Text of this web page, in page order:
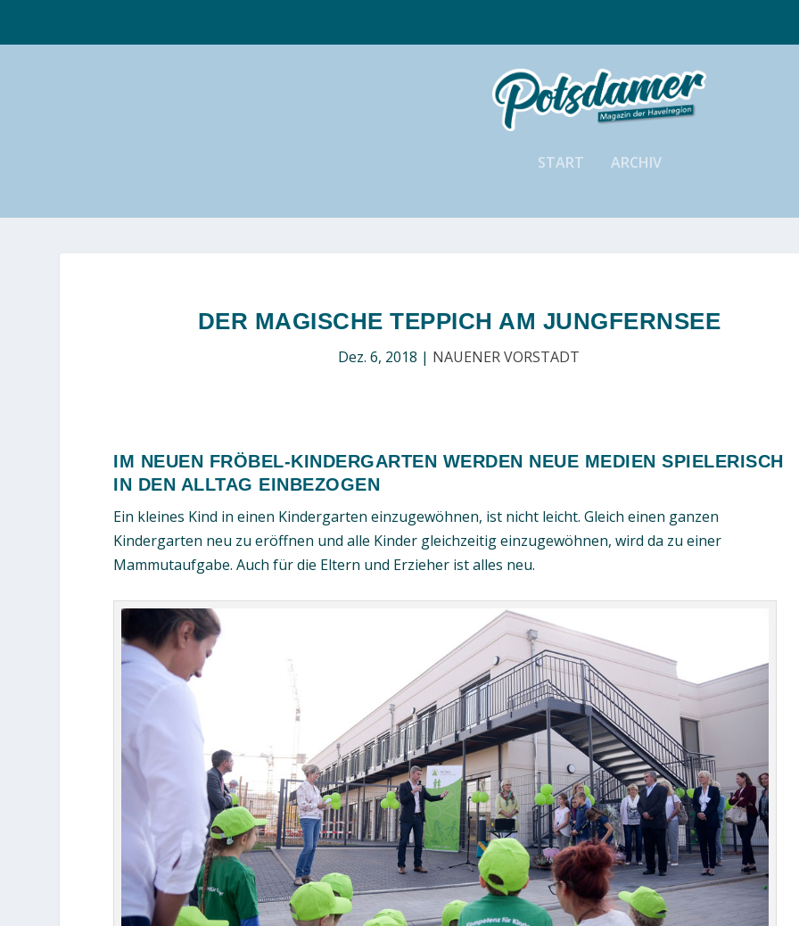
START ARCHIV
DER MAGISCHE TEPPICH AM JUNGFERNSEE
Dez. 6, 2018 | NAUENER VORSTADT
IM NEUEN FRÖBEL-KINDERGARTEN WERDEN NEUE MEDIEN SPIELERISCH
IN DEN ALLTAG EINBEZOGEN
Ein kleines Kind in einen Kindergarten einzugewöhnen, ist nicht leicht. Gleich einen ganzen
Kindergarten neu zu eröffnen und alle Kinder gleichzeitig einzugewöhnen, wird da zu einer
Mammutaufgabe. Auch für die Eltern und Erzieher ist alles neu.